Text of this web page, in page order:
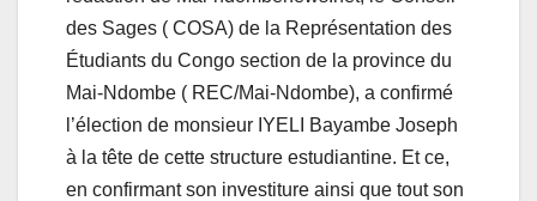
des Sages ( COSA) de la Représentation des
Étudiants du Congo section de la province du
Mai-Ndombe ( REC/Mai-Ndombe), a confirmé
l’élection de monsieur IYELI Bayambe Joseph
à la tête de cette structure estudiantine. Et ce,
en confirmant son investiture ainsi que tout son